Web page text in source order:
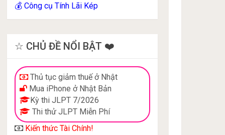
💰Công cụ Tính Lãi Kép
☆ CHỦ ĐỀ NỔI BẬT ❤️
Thủ tục giảm thuế ở Nhật
Mua iPhone ở Nhật Bản
Kỳ thi JLPT 7/2026
Thi thử JLPT Miễn Phí
Kiến thức Tài Chính!